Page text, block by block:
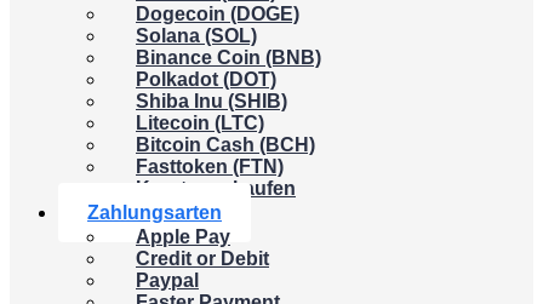
Dogecoin (DOGE)
Solana (SOL)
Binance Coin (BNB)
Polkadot (DOT)
Shiba Inu (SHIB)
Litecoin (LTC)
Bitcoin Cash (BCH)
Fasttoken (FTN)
Krypto verkaufen
Zahlungsarten
Apple Pay
Credit or Debit
Paypal